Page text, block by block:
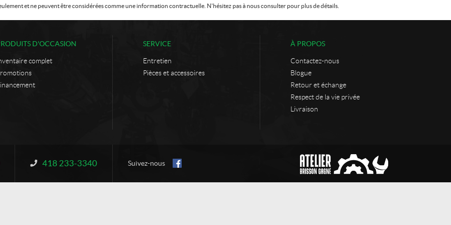
et ne peuvent être considérées comme une information contractuelle. N'hésitez pas à nous consulter pour plus de détails.
D'OCCASION
complet
SERVICE
Entretien
Pièces et accessoires
À PROPOS
Contactez-nous
Blogue
Retour et échange
Respect de la vie privée
Livraison
Information :
418 233-3340 Suivez-nous